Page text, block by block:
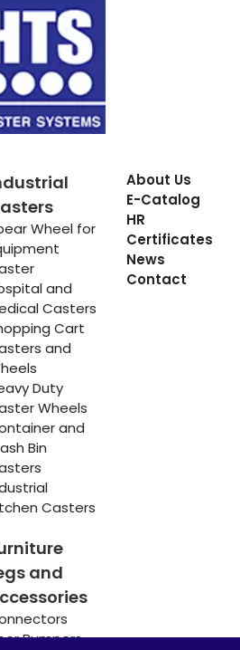
Wheel for
and
Casters
Cart
and
Duty
Wheels
and
Bin
Casters
and
Bumpers
About Us
E-Catalog
HR
Certificates
News
Contact